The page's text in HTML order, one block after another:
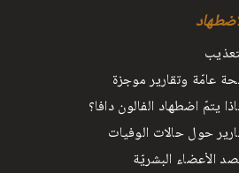
عامّة وتقارير موجزة
يتمّ اضطهاد الفالون دافا؟
حول حالات الوفيات
الأعضاء البشريّة